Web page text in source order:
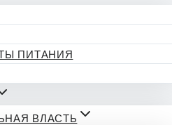
ПИТАНИЯ
ВЛАСТЬ